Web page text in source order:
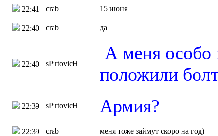
22:41 crab 15 июня
22:40 crab да
22:40 sPirtovicH
А меня особо
положили
22:39 sPirtovicH Армия?
22:39 crab меня тоже займут скоро на год)